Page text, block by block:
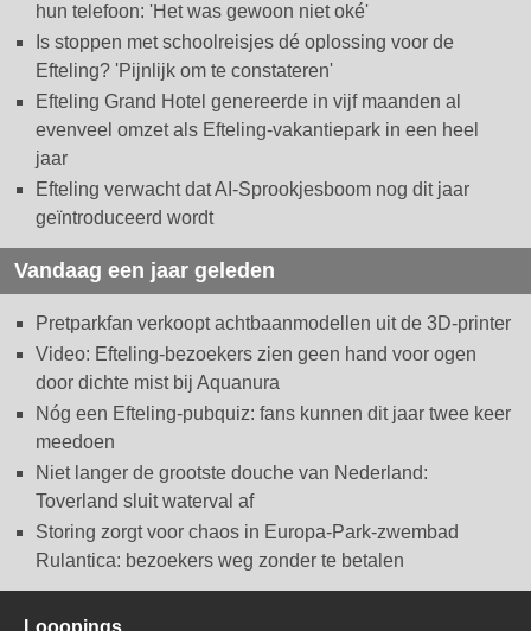
hun telefoon: 'Het was gewoon niet oké'
Is stoppen met schoolreisjes dé oplossing voor de
Efteling? 'Pijnlijk om te constateren'
Efteling Grand Hotel genereerde in vijf maanden al
evenveel omzet als Efteling-vakantiepark in een heel
jaar
Efteling verwacht dat AI-Sprookjesboom nog dit jaar
geïntroduceerd wordt
Vandaag een jaar geleden
Pretparkfan verkoopt achtbaanmodellen uit de 3D-printer
Video: Efteling-bezoekers zien geen hand voor ogen
door dichte mist bij Aquanura
Nóg een Efteling-pubquiz: fans kunnen dit jaar twee keer
meedoen
Niet langer de grootste douche van Nederland:
Toverland sluit waterval af
Storing zorgt voor chaos in Europa-Park-zwembad
Rulantica: bezoekers weg zonder te betalen